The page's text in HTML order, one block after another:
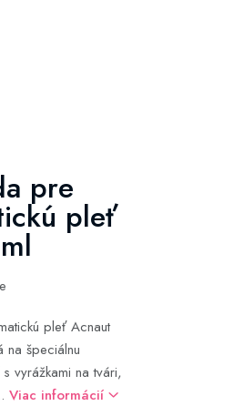
pre
pleť
pleť Acnaut
špeciálnu
vyrážkami na tvári,
Viac informácií